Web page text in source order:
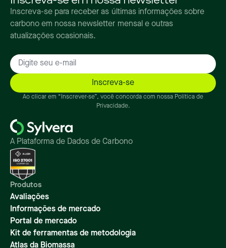
Inscreva-se para receber as últimas informações sobre
carbono em nossa newsletter mensal e outras
atualizações ocasionais.
Ao clicar em “Inscrever-se”, você concorda com nossa Política de
Privacidade.
A Plataforma de Dados de Carbono
Produtos
Avaliações
Informações de mercado
Portal de mercado
Kit de ferramentas de metodologia
Atlas da Biomassa